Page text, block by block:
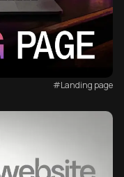
#Landing page